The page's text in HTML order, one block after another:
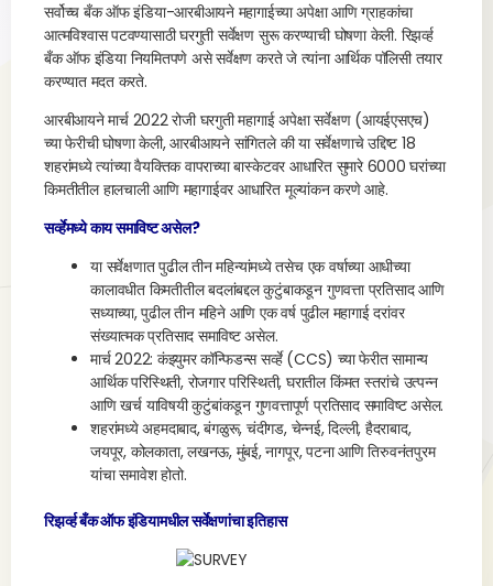
सर्वोच्च बँक ऑफ इंडिया-आरबीआयने महागाईच्या अपेक्षा आणि ग्राहकांचा
आत्मविश्वास पटवण्यासाठी घरगुती सर्वेक्षण सुरू करण्याची घोषणा केली. रिझर्व्ह
बँक ऑफ इंडिया नियमितपणे असे सर्वेक्षण करते जे त्यांना आर्थिक पॉलिसी तयार
करण्यात मदत करते.
आरबीआयने मार्च 2022 रोजी घरगुती महागाई अपेक्षा सर्वेक्षण (आयईएसएच)
च्या फेरीची घोषणा केली, आरबीआयने सांगितले की या सर्वेक्षणाचे उद्दिष्ट 18
शहरांमध्ये त्यांच्या वैयक्तिक वापराच्या बास्केटवर आधारित सुमारे 6000 घरांच्या
किमतीतील हालचाली आणि महागाईवर आधारित मूल्यांकन करणे आहे.
सर्व्हेमध्ये काय समाविष्ट असेल?
या सर्वेक्षणात पुढील तीन महिन्यांमध्ये तसेच एक वर्षाच्या आधीच्या
कालावधीत किमतीतील बदलांबद्दल कुटुंबाकडून गुणवत्ता प्रतिसाद आणि
सध्याच्या, पुढील तीन महिने आणि एक वर्ष पुढील महागाई दरांवर
संख्यात्मक प्रतिसाद समाविष्ट असेल.
मार्च 2022: कंझ्युमर कॉन्फिडन्स सर्व्हे (CCS) च्या फेरीत सामान्य
आर्थिक परिस्थिती, रोजगार परिस्थिती, घरातील किंमत स्तरांचे उत्पन्न
आणि खर्च याविषयी कुटुंबांकडून गुणवत्तापूर्ण प्रतिसाद समाविष्ट असेल.
शहरांमध्ये अहमदाबाद, बंगळुरू, चंदीगड, चेन्नई, दिल्ली, हैदराबाद,
जयपूर, कोलकाता, लखनऊ, मुंबई, नागपूर, पटना आणि तिरुवनंतपुरम
यांचा समावेश होतो.
रिझर्व्ह बँक ऑफ इंडियामधील सर्वेक्षणांचा इतिहास